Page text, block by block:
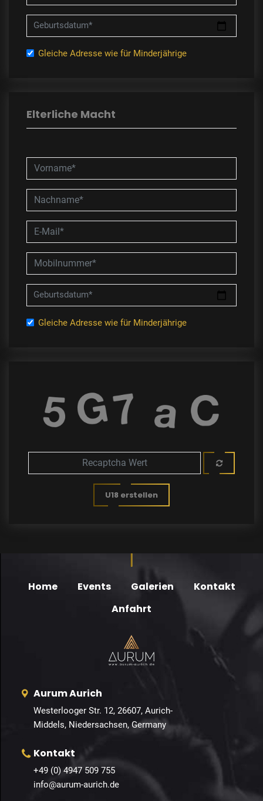
Geburtsdatum*
Gleiche Adresse wie für Minderjährige
Elterliche Macht
Geburtsdatum*
Gleiche Adresse wie für Minderjährige
U18 erstellen
Home Events Galerien
Kontakt
Anfahrt
Aurum Aurich
Westerlooger Str. 12, 26607, Aurich-
Middels, Niedersachsen, Germany
Kontakt
+49 (0) 4947 509 755
info@aurum-aurich.de